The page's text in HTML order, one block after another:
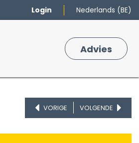
Login Nederlands (BE)
Adv​ies
VORIGE VOLGENDE